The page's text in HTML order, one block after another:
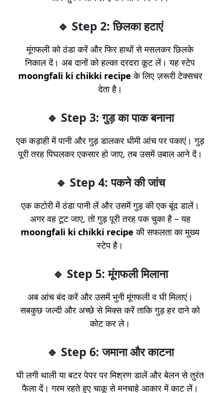
🔹 Step 2: छिलका हटाएं
मूंगफली को ठंडा करें और फिर हाथों से मसलकर छिलके
निकाल दें। अब दानों को हल्का दरदरा कूट लें। यह स्टेप
moongfali ki chikki recipe के लिए ज़रूरी टेक्सचर
देता है।
🔹 Step 3: गुड़ का पाक बनाना
एक कड़ाही में पानी और गुड़ डालकर धीमी आंच पर पकाएं। गुड़
पूरी तरह पिघलकर एकसार हो जाए, तब उसमें उबाल आने दें।
🔹 Step 4: पकने की जांच
एक कटोरी में ठंडा पानी लें और उसमें गुड़ की एक बूंद डालें।
अगर वह टूट जाए, तो गुड़ पूरी तरह पक चुका है – यह
moongfali ki chikki recipe की सफलता का मुख्य
स्टेप है।
🔹 Step 5: मूंगफली मिलाना
अब आंच बंद करें और उसमें भुनी मूंगफली व घी मिलाएं।
सबकुछ जल्दी और अच्छे से मिक्स करें ताकि गुड़ हर दाने को
कोट कर ले।
🔹 Step 6: जमाना और काटना
घी लगी थाली या बटर पेपर पर मिश्रण डालें और बेलन से तुरंत
फैला दें। गरम रहते हुए चाकू से मनचाहे आकार में काट लें।